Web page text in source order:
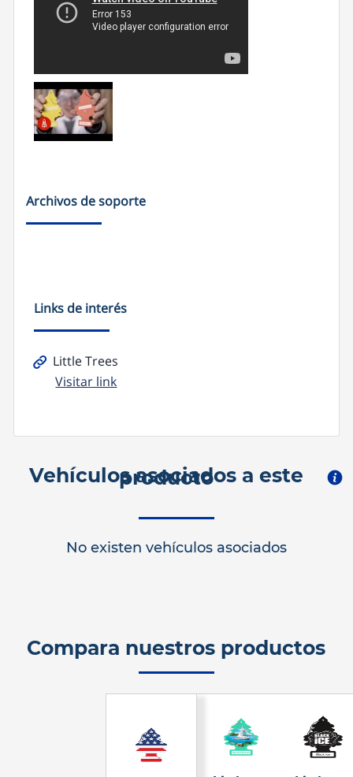
Archivos de soporte
Links de interés
Little Trees
Visitar link
Vehículos asociados a este
producto
No existen vehículos asociados
Compara nuestros productos